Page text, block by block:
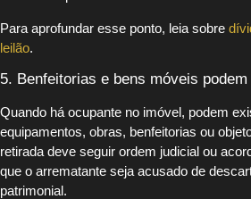
Para aprofundar esse ponto, leia sobre
leilão.
5. Benfeitorias e bens móveis
Quando há ocupante no imóvel, podem
equipamentos, obras, benfeitorias ou
retirada deve seguir ordem judicial ou
que o arrematante seja acusado de
patrimonial.